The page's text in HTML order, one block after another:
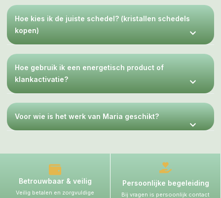
Hoe kies ik de juiste schedel? (kristallen schedels
kopen)
Hoe gebruik ik een energetisch product of
klankactivatie?
Voor wie is het werk van Maria geschikt?
Betrouwbaar & veilig
Veilig betalen en zorgvuldige
Persoonlijke begeleiding
Bij vragen is persoonlijk contact